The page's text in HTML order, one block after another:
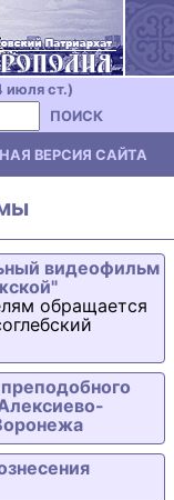
июля ст.)
ПОИСК
ВЕРСИЯ САЙТА
видеофильм
обращается